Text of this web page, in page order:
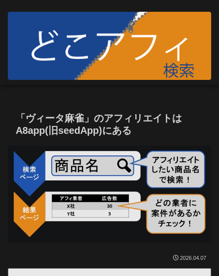
「ヴィータ麻雀」のアフィリエイトは
A8app(旧seedApp)にある
2026.04.07